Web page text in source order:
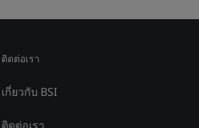
ติดต่อเรา
เกี่ยวกับ BSI